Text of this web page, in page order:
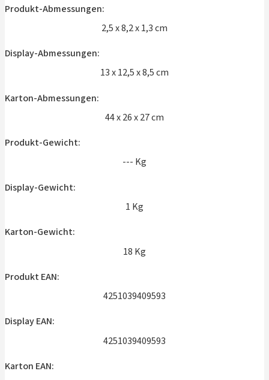
Produkt-Abmessungen:
2,5 x 8,2 x 1,3 cm
Display-Abmessungen:
13 x 12,5 x 8,5 cm
Karton-Abmessungen:
44 x 26 x 27 cm
Produkt-Gewicht:
--- Kg
Display-Gewicht:
1 Kg
Karton-Gewicht:
18 Kg
Produkt EAN:
4251039409593
Display EAN:
4251039409593
Karton EAN: